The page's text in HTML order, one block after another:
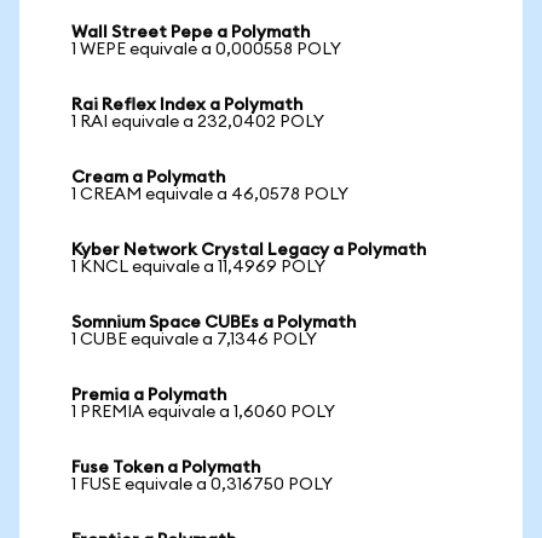
Wall Street Pepe a Polymath
1 WEPE equivale a 0,000558 POLY
Rai Reflex Index a Polymath
1 RAI equivale a 232,0402 POLY
Cream a Polymath
1 CREAM equivale a 46,0578 POLY
Kyber Network Crystal Legacy a Polymath
1 KNCL equivale a 11,4969 POLY
Somnium Space CUBEs a Polymath
1 CUBE equivale a 7,1346 POLY
Premia a Polymath
1 PREMIA equivale a 1,6060 POLY
Fuse Token a Polymath
1 FUSE equivale a 0,316750 POLY